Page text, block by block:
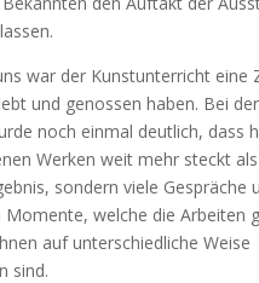
war der Kunstunterricht eine
und genossen haben. Bei der
noch einmal deutlich, dass
Werken weit mehr steckt
sondern viele Gespräche
Momente, welche die Arbeiten
auf unterschiedliche Weise
sind.